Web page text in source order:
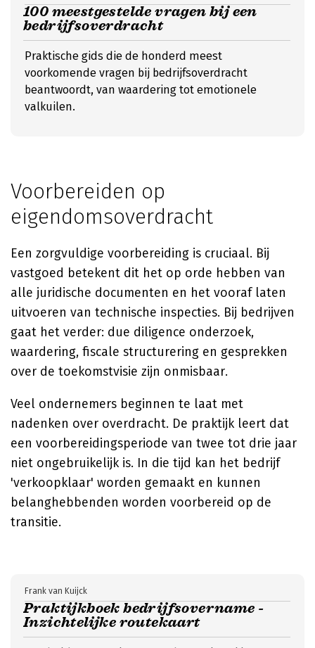
100 meestgestelde vragen bij een
bedrijfsoverdracht
Praktische gids die de honderd meest
voorkomende vragen bij bedrijfsoverdracht
beantwoordt, van waardering tot emotionele
valkuilen.
Voorbereiden op
eigendomsoverdracht
Een zorgvuldige voorbereiding is cruciaal. Bij
vastgoed betekent dit het op orde hebben van
alle juridische documenten en het vooraf laten
uitvoeren van technische inspecties. Bij bedrijven
gaat het verder: due diligence onderzoek,
waardering, fiscale structurering en gesprekken
over de toekomstvisie zijn onmisbaar.
Veel ondernemers beginnen te laat met
nadenken over overdracht. De praktijk leert dat
een voorbereidingsperiode van twee tot drie jaar
niet ongebruikelijk is. In die tijd kan het bedrijf
'verkoopklaar' worden gemaakt en kunnen
belanghebbenden worden voorbereid op de
transitie.
Praktijkboek bedrijfsovername -
Inzichtelijke routekaart
Frank van Kuijck